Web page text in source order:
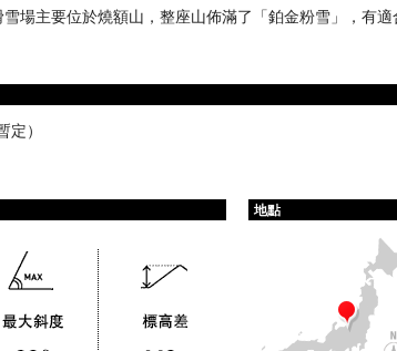
場主要位於燒額山，整座山佈滿了「鉑金粉雪」，有
）
地點